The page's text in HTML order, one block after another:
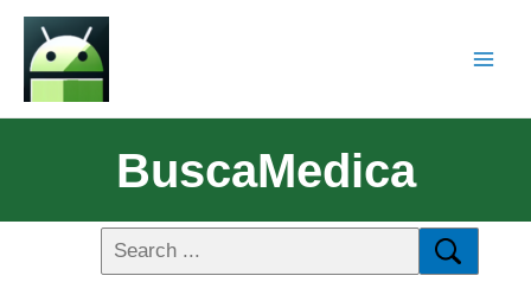
BuscaMedica